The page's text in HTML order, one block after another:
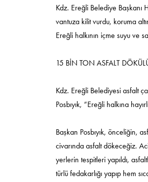
Kdz. Ereğli Belediye Başkanı
vantuza kilit vurdu, koruma
Ereğli halkının içme suyu ve
15 BİN TON ASFALT
Kdz. Ereğli Belediyesi asfalt
Posbıyık, “Ereğli halkına
Başkan Posbıyık, önceliğin,
civarında asfalt dökeceğiz.
yerlerin tespitleri yapıldı,
türlü fedakarlığı yapıp hem